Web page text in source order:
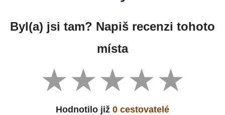
Byl(a) jsi tam? Napiš recenzi tohoto
místa
Hodnotilo již 0 cestovatelé